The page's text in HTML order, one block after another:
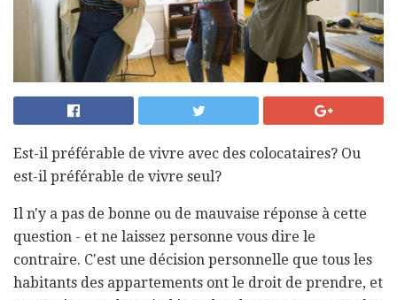
Est-il préférable de vivre avec des colocataires? Ou
est-il préférable de vivre seul?
Il n'y a pas de bonne ou de mauvaise réponse à cette
question - et ne laissez personne vous dire le
contraire. C'est une décision personnelle que tous les
habitants des appartements ont le droit de prendre, et